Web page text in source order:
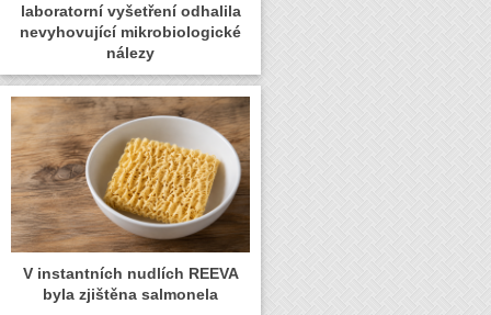
laboratorní vyšetření odhalila
nevyhovující mikrobiologické
nálezy
V instantních nudlích REEVA
byla zjištěna salmonela